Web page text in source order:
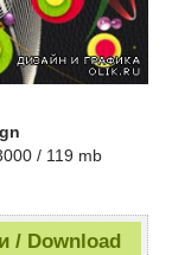
/ 119 mb
/ Download